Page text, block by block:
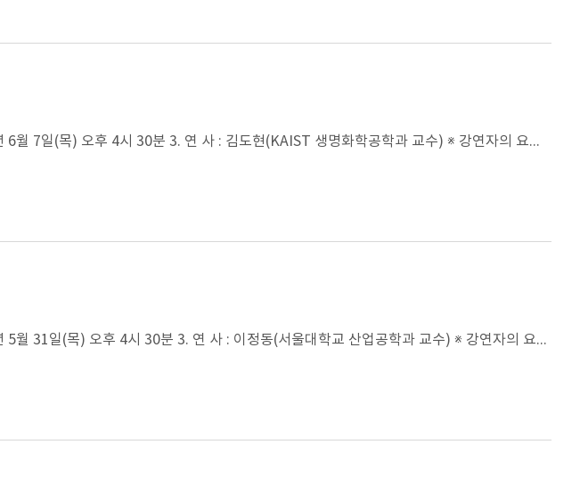
1. 강연차수 및 제목 : 아주강좌 제371강 2. 일 시 : 2018년 6월 7일(목) 오후 4시 30분 3. 연 사 : 김도현(KAIST 생명화학공학과 교수) ※ 강연자의 요청으로 동영상은 게재하지 않습니다.
1. 강연차수 및 제목 : 아주강좌 제370강 2. 일 시 : 2018년 5월 31일(목) 오후 4시 30분 3. 연 사 : 이정동(서울대학교 산업공학과 교수) ※ 강연자의 요청으로 동영상은 게재하지 않습니다.